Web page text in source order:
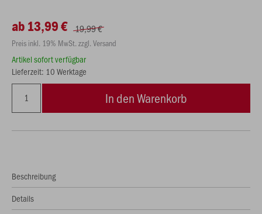
ab 13,99 € 19,99 €
Preis inkl. 19% MwSt. zzgl. Versand
Artikel sofort verfügbar
Lieferzeit: 10 Werktage
In den Warenkorb
Beschreibung
Details